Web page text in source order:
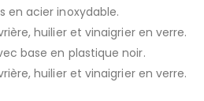
en acier inoxydable.
huilier et vinaigrier en verre.
base en plastique noir.
huilier et vinaigrier en verre.